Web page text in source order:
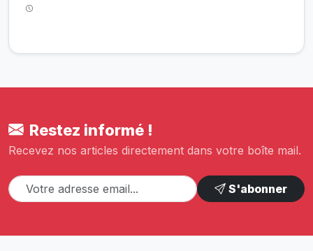
Restez informé !
Recevez nos articles directement dans votre boîte mail.
S'abonner